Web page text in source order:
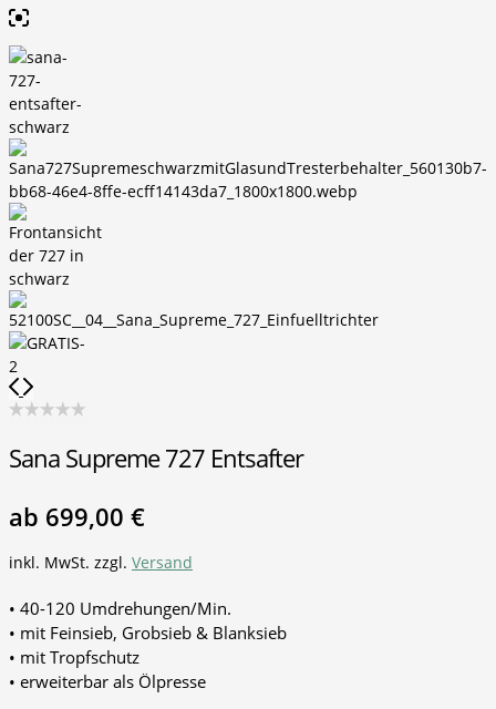
Sana Supreme 727 Entsafter
ab 699,00 €
inkl. MwSt. zzgl. Versand
• 40-120 Umdrehungen/Min.
• mit Feinsieb, Grobsieb & Blanksieb
• mit Tropfschutz
• erweiterbar als Ölpresse